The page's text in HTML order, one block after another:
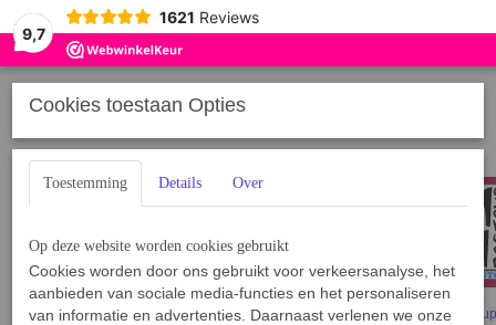
9,7
1621 Reviews
Home › Voeding › Voeding Hond › Geperste brok › Premium Active
Cookies toestaan Opties
Toestemming Details Over
Op deze website worden cookies gebruikt
Cookies worden door ons gebruikt voor verkeersanalyse, het
aanbieden van sociale media-functies en het personaliseren
van informatie en advertenties. Daarnaast verlenen we onze